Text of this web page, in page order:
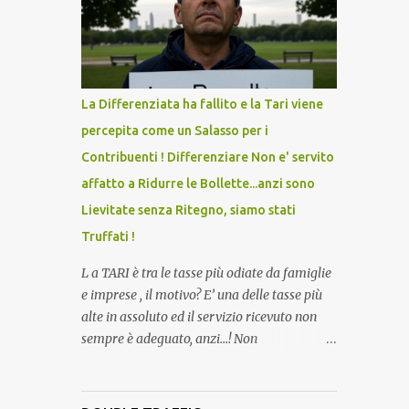
lo scopo della temperatura? Qualcuno a suo
tempo ribattezzo' il Vaccino come: l' Amaro
del Capo, era "spettacolare Ghiacciato, ma
andava bene anche, a Temperatura
Ambiente"! Riproponiamo l'articolo per NON
La Differenziata ha fallito e la Tari viene
percepita come un Salasso per i
Contribuenti ! Differenziare Non e' servito
affatto a Ridurre le Bollette...anzi sono
Lievitate senza Ritegno, siamo stati
Truffati !
L a TARI è tra le tasse più odiate da famiglie
e imprese , il motivo? E’ una delle tasse più
alte in assoluto ed il servizio ricevuto non
sempre è adeguato, anzi…! Non
cittadini direttamente a casa, abbiamo